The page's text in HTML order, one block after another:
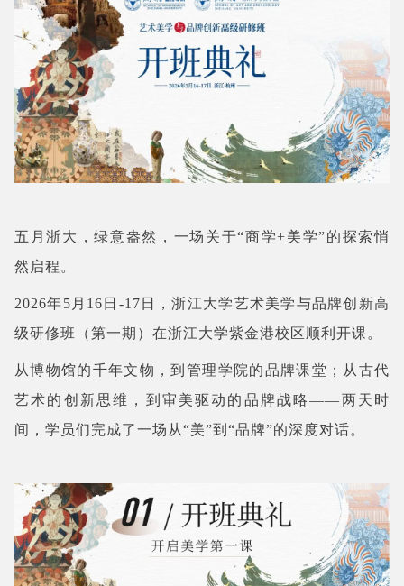
五月浙大，绿意盎然，一场关于“商学+美学”的探索悄
然启程。
2026年5月16日-17日，浙江大学艺术美学与品牌创新高
级研修班（第一期）在浙江大学紫金港校区顺利开课。
从博物馆的千年文物，到管理学院的品牌课堂；从古代
艺术的创新思维，到审美驱动的品牌战略——两天时
间，学员们完成了一场从“美”到“品牌”的深度对话。